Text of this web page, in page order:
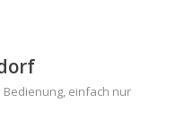
einfach nur